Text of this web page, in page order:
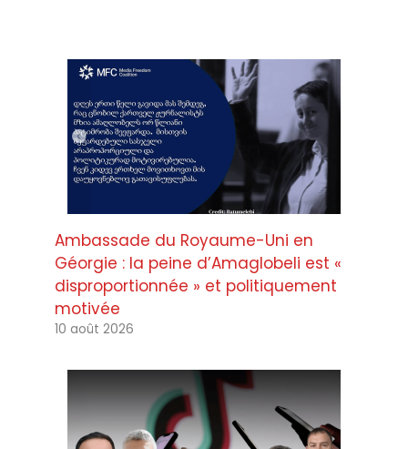
Ambassade du Royaume-Uni en
Géorgie : la peine d’Amaglobeli est «
disproportionnée » et politiquement
motivée
10 août 2026